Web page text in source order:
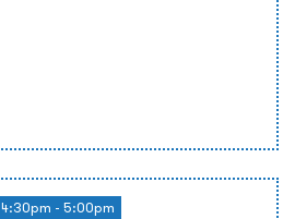
4:30pm - 5:00pm